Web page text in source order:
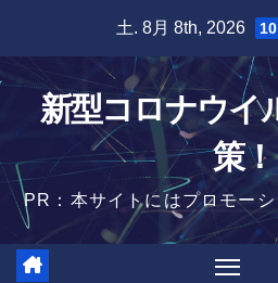
content
土. 8月 8th, 2026
新型コロナウイ
策！
PR：本サイトにはプロモー